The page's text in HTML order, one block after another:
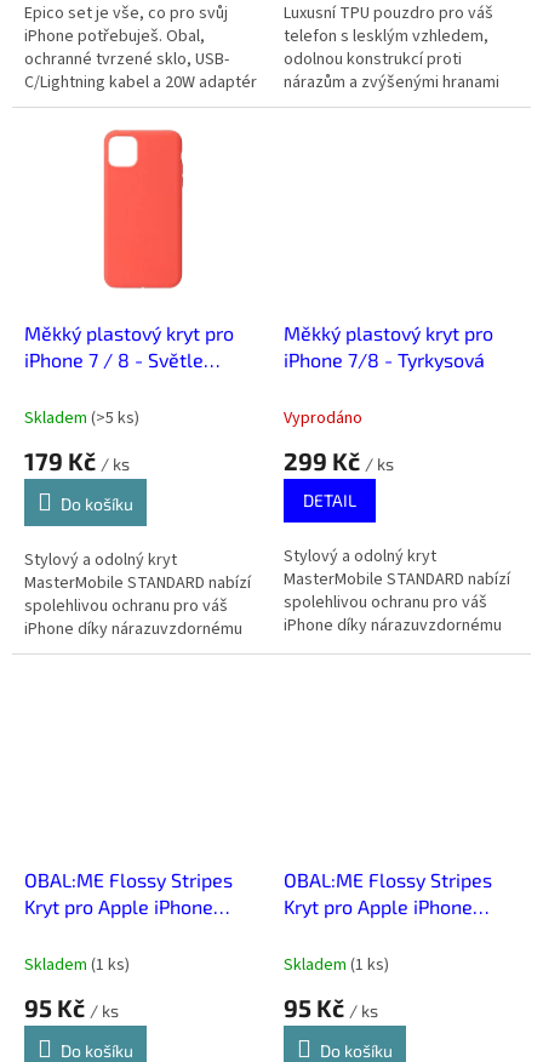
Epico set je vše, co pro svůj
iPhone potřebuješ. Obal,
ochranné tvrzené sklo, USB-
C/Lightning kabel a 20W adaptér
jsou věci, které ti usnadní život.
Luxusní TPU pouzdro pro váš
telefon s lesklým vzhledem,
odolnou konstrukcí proti
nárazům a zvýšenými hranami
pro ochranu displeje a
Měkký plastový kryt pro
iPhone 7 / 8 - Světle
Skladem (>5 ks)
179 Kč / ks
Do košíku
Stylový a odolný kryt
MasterMobile STANDARD nabízí
spolehlivou ochranu pro váš
iPhone díky nárazuvzdornému
měkkému plastu. Skvěle sedí,
Měkký plastový kryt pro
iPhone 7/8 - Tyrkysová
Vyprodáno
299 Kč / ks
DETAIL
Stylový a odolný kryt
MasterMobile STANDARD nabízí
spolehlivou ochranu pro váš
iPhone díky nárazuvzdornému
měkkému plastu. Skvěle sedí,
OBAL:ME Flossy Stripes
Kryt pro Apple iPhone
Black/Sky Blue
Skladem (1 ks)
95 Kč / ks
Do košíku
OBAL:ME Flossy Stripes
Kryt pro Apple iPhone
Black/Teal
Skladem (1 ks)
95 Kč / ks
Do košíku